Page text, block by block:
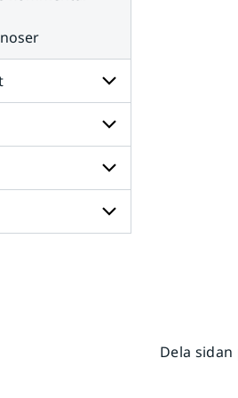
Undersidor
för
Radar
och
satellit
Undersidor
för
Väder
till
havs
Undersidor
för
Dela sidan